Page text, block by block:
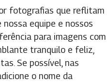
fotografias que reflitam
equipe e nossos
para imagens com
tranquilo e feliz,
Se possível, nas
o nome da